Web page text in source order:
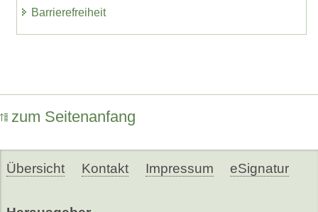
Barrierefreiheit
zum Seitenanfang
Übersicht Kontakt Impressum eSignatur